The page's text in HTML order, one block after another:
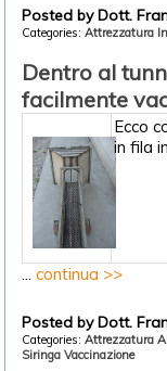
Posted by Dott.
Categories:Attrezzatura
Dentro al
facilmente
Ecco
in fila
...continua >>
Posted by Dott.
Categories:Attrezzatura
Siringa Vaccinazione